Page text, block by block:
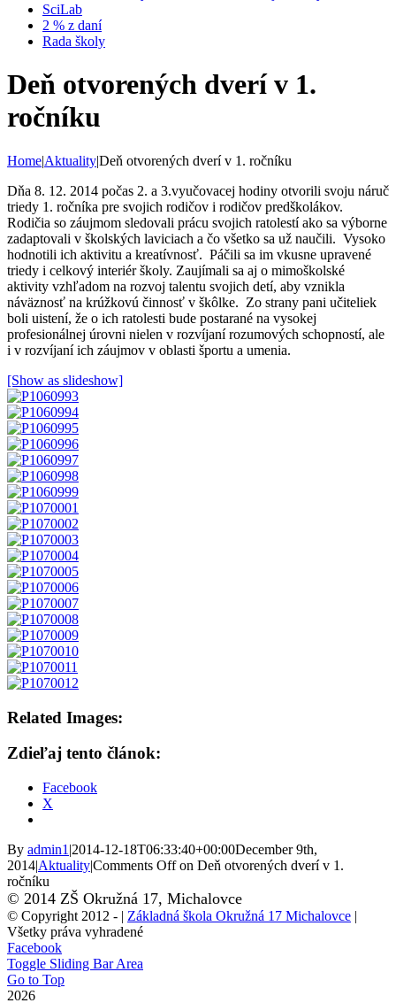
SciLab
2 % z daní
Rada školy
Deň otvorených dverí v 1.
ročníku
Home|Aktuality|Deň otvorených dverí v 1. ročníku
Dňa 8. 12. 2014 počas 2. a 3.vyučovacej hodiny otvorili svoju náruč
triedy 1. ročníka pre svojich rodičov i rodičov predškolákov.
Rodičia so záujmom sledovali prácu svojich ratolestí ako sa výborne
zadaptovali v školských laviciach a čo všetko sa už naučili. Vysoko
hodnotili ich aktivitu a kreatívnosť. Páčili sa im vkusne upravené
triedy i celkový interiér školy. Zaujímali sa aj o mimoškolské
aktivity vzhľadom na rozvoj talentu svojich detí, aby vznikla
náväznosť na krúžkovú činnosť v škôlke. Zo strany pani učiteliek
boli uistení, že o ich ratolesti bude postarané na vysokej
profesionálnej úrovni nielen v rozvíjaní rozumových schopností, ale
i v rozvíjaní ich záujmov v oblasti športu a umenia.
[Show as slideshow]
Related Images:
Zdieľaj tento článok:
Facebook
X
By admin1 |2014-12-18T06:33:40+00:00December 9th,
2014|Aktuality|Comments Offon Deň otvorených dverí v 1.
ročníku
© 2014 ZŠ Okružná 17, Michalovce
© Copyright 2012 - | Základná škola Okružná 17 Michalovce |
Všetky práva vyhradené
Facebook
Toggle Sliding Bar Area
Go to Top
2026